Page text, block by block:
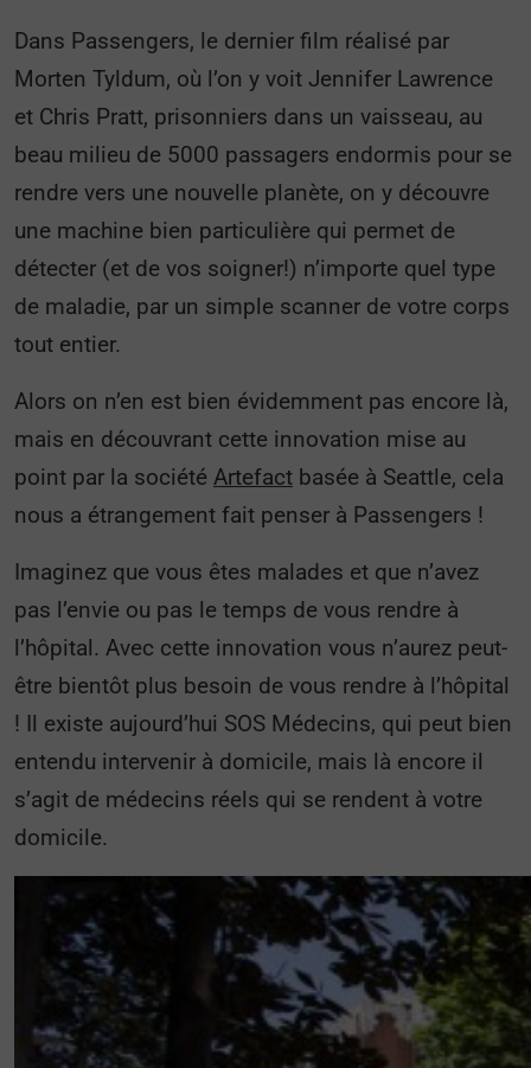
Dans Passengers, le dernier film réalisé par
Morten Tyldum, où l’on y voit Jennifer Lawrence
et Chris Pratt, prisonniers dans un vaisseau, au
beau milieu de 5000 passagers endormis pour se
rendre vers une nouvelle planète, on y découvre
une machine bien particulière qui permet de
détecter (et de vos soigner!) n’importe quel type
de maladie, par un simple scanner de votre corps
tout entier.
Alors on n’en est bien évidemment pas encore là,
mais en découvrant cette innovation mise au
point par la société Artefact basée à Seattle, cela
nous a étrangement fait penser à Passengers !
Imaginez que vous êtes malades et que n’avez
pas l’envie ou pas le temps de vous rendre à
l’hôpital. Avec cette innovation vous n’aurez peut-
être bientôt plus besoin de vous rendre à l’hôpital
! Il existe aujourd’hui SOS Médecins, qui peut bien
entendu intervenir à domicile, mais là encore il
s’agit de médecins réels qui se rendent à votre
domicile.